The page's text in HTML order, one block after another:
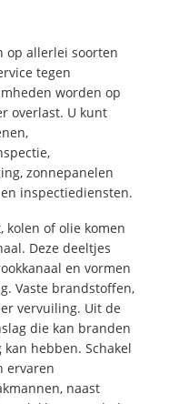
op allerlei soorten
tegen
worden op
overlast. U kunt
zonnepanelen
inspectiediensten.
kolen of olie komen
Deze deeltjes
en vormen
Vaste brandstoffen,
vervuiling. Uit de
die kan branden
hebben. Schakel
ervaren
naast